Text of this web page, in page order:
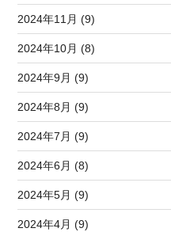
2024年11月 (9)
2024年10月 (8)
2024年9月 (9)
2024年8月 (9)
2024年7月 (9)
2024年6月 (8)
2024年5月 (9)
2024年4月 (9)